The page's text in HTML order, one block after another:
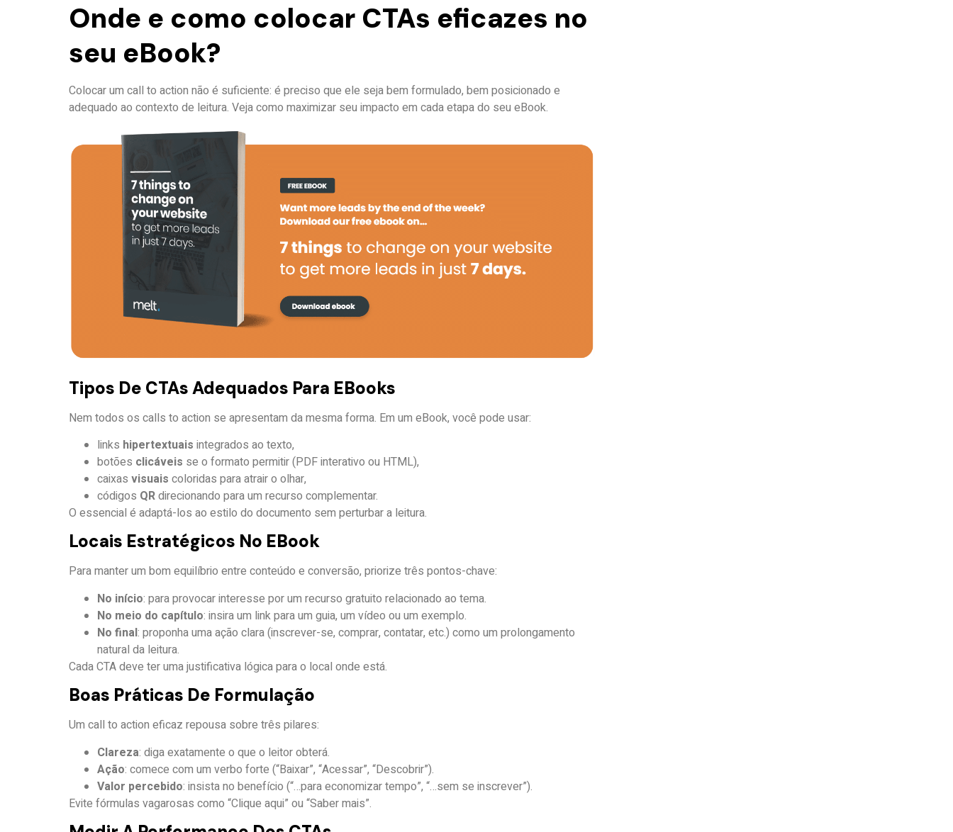
Onde e como colocar CTAs eficazes no
seu eBook?
Colocar um call to action não é suficiente: é preciso que ele seja bem formulado, bem posicionado e
adequado ao contexto de leitura. Veja como maximizar seu impacto em cada etapa do seu eBook.
Tipos De CTAs Adequados Para EBooks
Nem todos os calls to action se apresentam da mesma forma. Em um eBook, você pode usar:
links hipertextuais integrados ao texto,
botões clicáveis se o formato permitir (PDF interativo ou HTML),
caixas visuais coloridas para atrair o olhar,
códigos QRdirecionando para um recurso complementar.
O essencial é adaptá-los ao estilo do documento sem perturbar a leitura.
Locais Estratégicos No EBook
Para manter um bom equilíbrio entre conteúdo e conversão, priorize três pontos-chave:
No início: para provocar interesse por um recurso gratuito relacionado ao tema.
No meio do capítulo: insira um link para um guia, um vídeo ou um exemplo.
No final: proponha uma ação clara (inscrever-se, comprar, contatar, etc.) como um prolongamento
natural da leitura.
Cada CTA deve ter uma justificativa lógica para o local onde está.
Boas Práticas De Formulação
Um call to action eficaz repousa sobre três pilares:
Clareza: diga exatamente o que o leitor obterá.
Ação: comece com um verbo forte (“Baixar”, “Acessar”, “Descobrir”).
Valor percebido: insista no benefício (“…para economizar tempo”, “…sem se inscrever”).
Evite fórmulas vagarosas como “Clique aqui” ou “Saber mais”.